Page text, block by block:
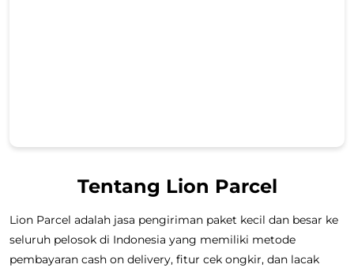
Tentang Lion Parcel
Lion Parcel adalah jasa pengiriman paket kecil dan besar ke
seluruh pelosok di Indonesia yang memiliki metode
pembayaran cash on delivery, fitur cek ongkir, dan lacak